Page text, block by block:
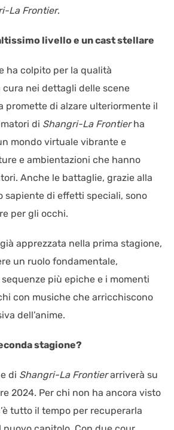
La Frontier.
livello e un cast stellare
ha colpito per la qualità
cura nei dettagli delle scene
promette di alzare ulteriormente il
di Shangri-La Frontierha
mondo virtuale vibrante e
e ambientazioni che hanno
Anche le battaglie, grazie alla
sapiente di effetti speciali, sono
per gli occhi.
apprezzata nella prima stagione,
un ruolo fondamentale,
più epiche e i momenti
con musiche che arricchiscono
dell’anime.
stagione?
di Shangri-La Frontierarriverà su
2024. Per chi non ha ancora visto
tutto il tempo per recuperarla